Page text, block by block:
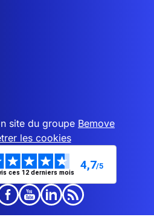
site du groupe Bemove
les cookies
ces 12 derniers mois
4,7/5